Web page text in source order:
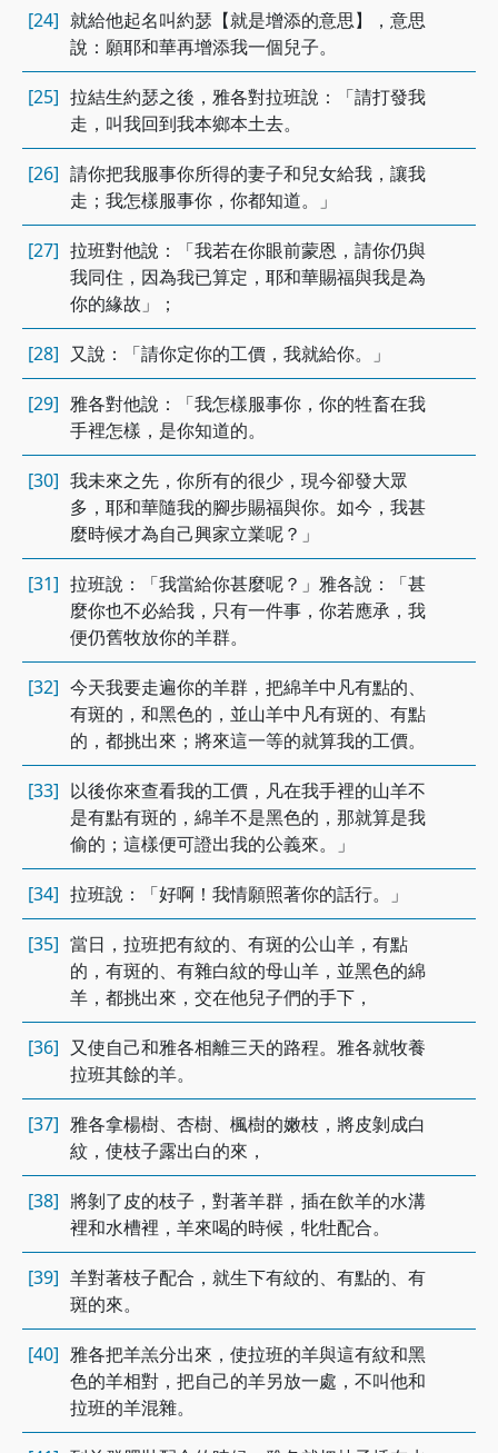
[24] 就給他起名叫約瑟【就是增添的意思】，意思
說：願耶和華再增添我一個兒子。
[25] 拉結生約瑟之後，雅各對拉班說：「請打發我
走，叫我回到我本鄉本土去。
[26] 請你把我服事你所得的妻子和兒女給我，讓我
走；我怎樣服事你，你都知道。」
[27] 拉班對他說：「我若在你眼前蒙恩，請你仍與
我同住，因為我已算定，耶和華賜福與我是為
你的緣故」；
[28] 又說：「請你定你的工價，我就給你。」
[29] 雅各對他說：「我怎樣服事你，你的牲畜在我
手裡怎樣，是你知道的。
[30] 我未來之先，你所有的很少，現今卻發大眾
多，耶和華隨我的腳步賜福與你。如今，我甚
麼時候才為自己興家立業呢？」
[31] 拉班說：「我當給你甚麼呢？」雅各說：「甚
麼你也不必給我，只有一件事，你若應承，我
便仍舊牧放你的羊群。
[32] 今天我要走遍你的羊群，把綿羊中凡有點的、
有斑的，和黑色的，並山羊中凡有斑的、有點
的，都挑出來；將來這一等的就算我的工價。
[33] 以後你來查看我的工價，凡在我手裡的山羊不
是有點有斑的，綿羊不是黑色的，那就算是我
偷的；這樣便可證出我的公義來。」
[34] 拉班說：「好啊！我情願照著你的話行。」
[35] 當日，拉班把有紋的、有斑的公山羊，有點
的，有斑的、有雜白紋的母山羊，並黑色的綿
羊，都挑出來，交在他兒子們的手下，
[36] 又使自己和雅各相離三天的路程。雅各就牧養
拉班其餘的羊。
[37] 雅各拿楊樹、杏樹、楓樹的嫩枝，將皮剝成白
紋，使枝子露出白的來，
[38] 將剝了皮的枝子，對著羊群，插在飲羊的水溝
裡和水槽裡，羊來喝的時候，牝牡配合。
[39] 羊對著枝子配合，就生下有紋的、有點的、有
斑的來。
[40] 雅各把羊羔分出來，使拉班的羊與這有紋和黑
色的羊相對，把自己的羊另放一處，不叫他和
拉班的羊混雜。